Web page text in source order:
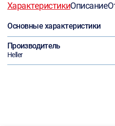
ХарактеристикиОписание
Основные характеристики
Производитель
Heller